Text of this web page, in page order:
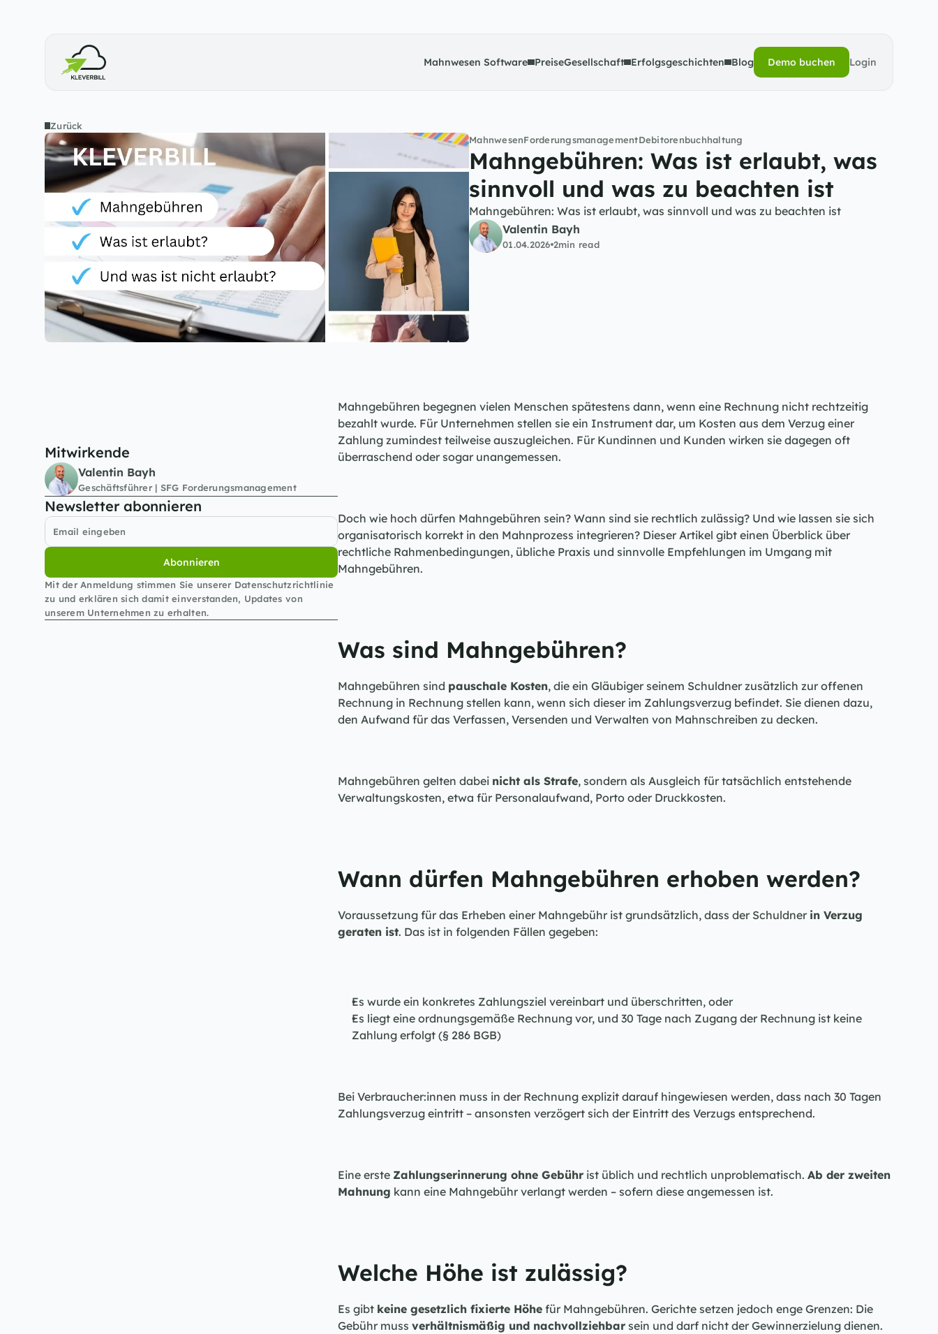
Mahnwesen Software PreiseGesellschaft Erfolgsgeschichten Blog
Demo buchen
Login
Zurück
MahnwesenForderungsmanagementDebitorenbuchhaltung
Mahngebühren: Was ist erlaubt, was
sinnvoll und was zu beachten ist
Mahngebühren: Was ist erlaubt, was sinnvoll und was zu beachten ist
Valentin Bayh
01.04.2026 2min read
Mitwirkende
Valentin Bayh
Geschäftsführer | SFG Forderungsmanagement
Newsletter abonnieren
Abonnieren
Mit der Anmeldung stimmen Sie unserer Datenschutzrichtlinie
zu und erklären sich damit einverstanden, Updates von
unserem Unternehmen zu erhalten.
Mahngebühren begegnen vielen Menschen spätestens dann, wenn eine Rechnung nicht rechtzeitig
bezahlt wurde. Für Unternehmen stellen sie ein Instrument dar, um Kosten aus dem Verzug einer
Zahlung zumindest teilweise auszugleichen. Für Kundinnen und Kunden wirken sie dagegen oft
überraschend oder sogar unangemessen.
Doch wie hoch dürfen Mahngebühren sein? Wann sind sie rechtlich zulässig? Und wie lassen sie sich
organisatorisch korrekt in den Mahnprozess integrieren? Dieser Artikel gibt einen Überblick über
rechtliche Rahmenbedingungen, übliche Praxis und sinnvolle Empfehlungen im Umgang mit
Mahngebühren.
Was sind Mahngebühren?
Mahngebühren sind pauschale Kosten, die ein Gläubiger seinem Schuldner zusätzlich zur offenen
Rechnung in Rechnung stellen kann, wenn sich dieser im Zahlungsverzug befindet. Sie dienen dazu,
den Aufwand für das Verfassen, Versenden und Verwalten von Mahnschreiben zu decken.
Mahngebühren gelten dabei nicht als Strafe, sondern als Ausgleich für tatsächlich entstehende
Verwaltungskosten, etwa für Personalaufwand, Porto oder Druckkosten.
Wann dürfen Mahngebühren erhoben werden?
Voraussetzung für das Erheben einer Mahngebühr ist grundsätzlich, dass der Schuldner in Verzug
geraten ist. Das ist in folgenden Fällen gegeben:
Es wurde ein konkretes Zahlungsziel vereinbart und überschritten, oder
Es liegt eine ordnungsgemäße Rechnung vor, und 30 Tage nach Zugang der Rechnung ist keine
Zahlung erfolgt (§ 286 BGB)
Bei Verbraucher:innen muss in der Rechnung explizit darauf hingewiesen werden, dass nach 30 Tagen
Zahlungsverzug eintritt – ansonsten verzögert sich der Eintritt des Verzugs entsprechend.
Eine erste Zahlungserinnerung ohne Gebühr ist üblich und rechtlich unproblematisch. Ab der zweiten
Mahnung kann eine Mahngebühr verlangt werden – sofern diese angemessen ist.
Welche Höhe ist zulässig?
Es gibt keine gesetzlich fixierte Höhe für Mahngebühren. Gerichte setzen jedoch enge Grenzen: Die
Gebühr muss verhältnismäßig und nachvollziehbar sein und darf nicht der Gewinnerzielung dienen.